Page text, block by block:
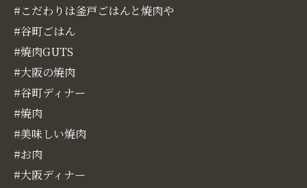
#こだわりは釜戸ごはんと焼肉や
#谷町ごはん
#焼肉GUTS
#大阪の焼肉
#谷町ディナー
#焼肉
#美味しい焼肉
#お肉
#大阪ディナー